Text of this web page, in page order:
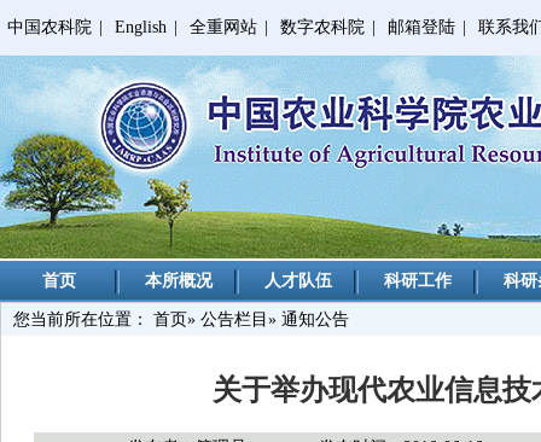
中国农科院 English 全重网站 数字农科院 邮箱登陆 联系我
首页 本所概况 人才队伍 科研工作 科
您当前所在位置： 首页» 公告栏目 » 通知公告
关于举办现代农业信息